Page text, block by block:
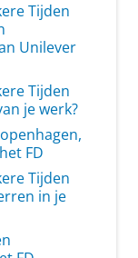
Tijden
Unilever
Tijden
je werk?
FD
Tijden
in je